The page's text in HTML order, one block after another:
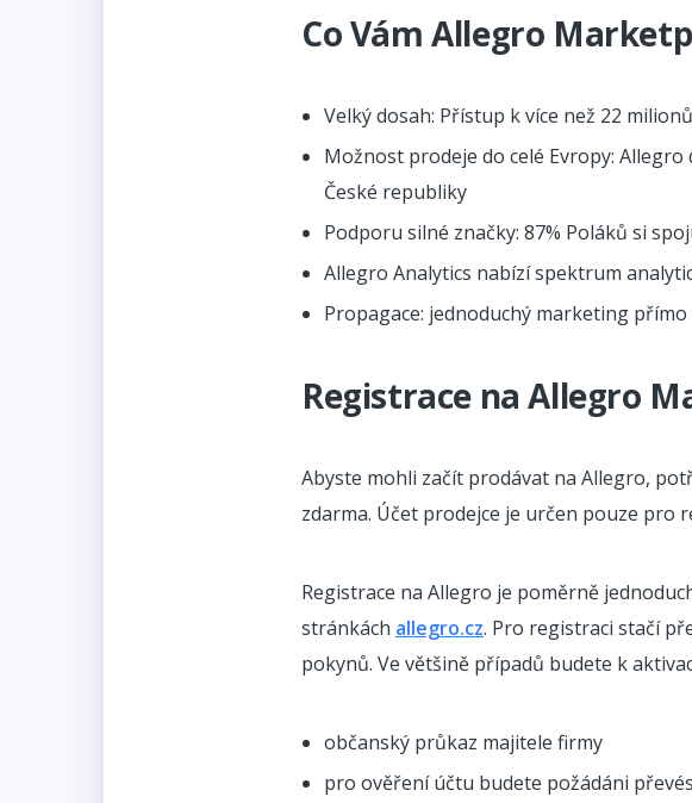
Co Vám Allegro
Velký dosah: Přístup k více než 22
Možnost prodeje do celé Evropy:
České republiky
Podporu silné značky: 87% Poláků si
Allegro Analytics nabízí spektrum
Propagace: jednoduchý marketing
Registrace na Allegro
Abyste mohli začít prodávat na Allegro,
zdarma. Účet prodejce je určen pouze pro
Registrace na Allegro je poměrně
stránkách allegro.cz. Pro registraci stačí
pokynů. Ve většině případů budete k
občanský průkaz majitele firmy
pro ověření účtu budete požádáni